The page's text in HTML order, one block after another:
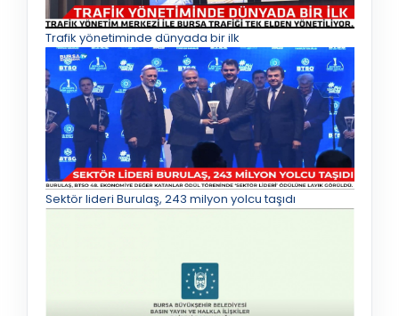
Trafik yönetiminde dünyada bir ilk
Sektör lideri Burulaş, 243 milyon yolcu taşıdı